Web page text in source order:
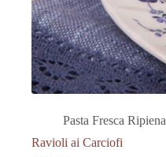
Pasta Fresca Ripiena
Ravioli ai Carciofi